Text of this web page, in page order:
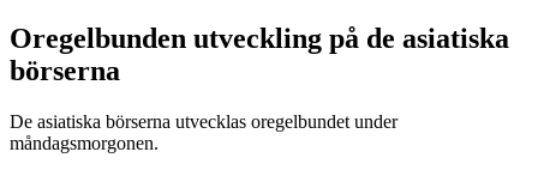
Oregelbunden utveckling på de asiatiska
börserna
De asiatiska börserna utvecklas oregelbundet under
måndagsmorgonen.